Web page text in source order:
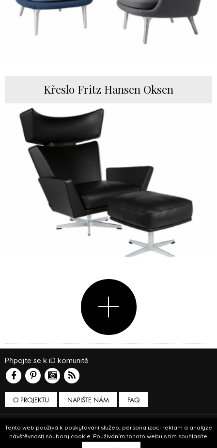
Tento web používá k poskytování služeb, personalizaci reklam a analýze
návštěvnosti soubory cookie. Používáním tohoto webu s tím souhlasíte.
Křeslo Fritz Hansen Oksen
O PROJEKTU NAPIŠTE NÁM
Připojte se k iD komunitě
FAQ
Podmínky používání
© Insidecor 2013-2019.